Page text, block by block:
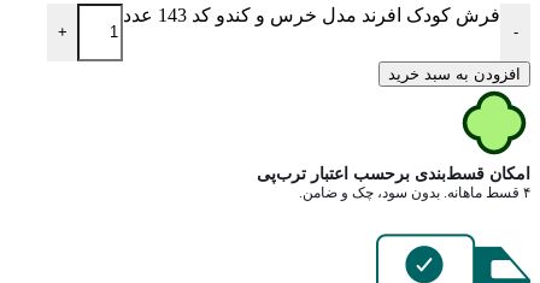
-
فرش کودک افرند مدل خرس و کندو کد 143 عدد
+
افزودن به سبد خرید
امکان قسط‌بندی برحسب اعتبار ترب‌پی
۴ قسط ماهانه. بدون سود، چک و ضامن.